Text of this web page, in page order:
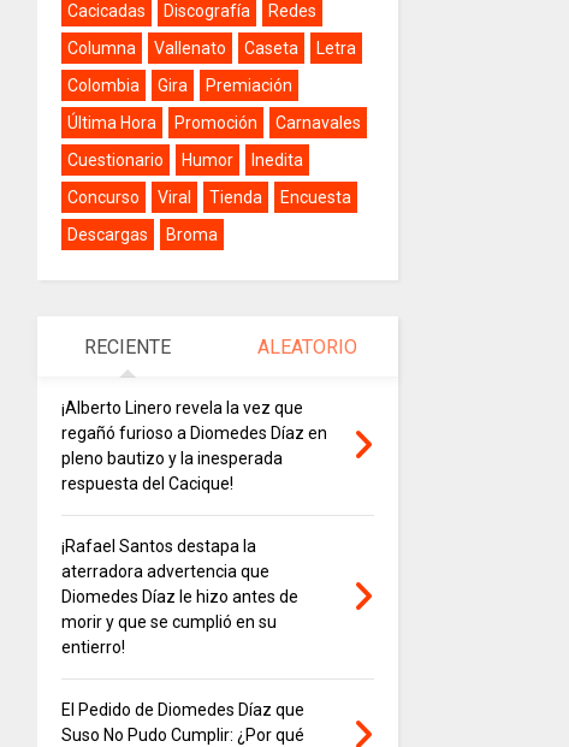
Cacicadas
Discografía
Redes
Columna
Vallenato Caseta
Letra
Colombia
Gira
Premiación
Última Hora
Promoción
Carnavales
Cuestionario
Humor
Inedita
Concurso
Viral Tienda
Encuesta
Descargas
Broma
RECIENTE ALEATORIO
¡Alberto Linero revela la vez que
regañó furioso a Diomedes Díaz en
pleno bautizo y la inesperada
respuesta del Cacique!
¡Rafael Santos destapa la
aterradora advertencia que
Diomedes Díaz le hizo antes de
morir y que se cumplió en su
entierro!
El Pedido de Diomedes Díaz que
Suso No Pudo Cumplir: ¿Por qué